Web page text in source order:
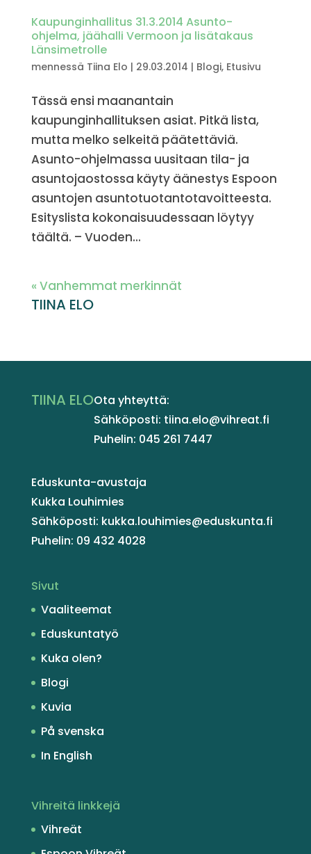
Kaupunginhallitus 31.3.2014 Asunto-
ohjelma, jäähalli Vermoon ja lisätakaus
Länsimetrolle
mennessä Tiina Elo | 29.03.2014 | Blogi, Etusivu
Tässä ensi maanantain
kaupunginhallituksen asiat. Pitkä lista,
mutta melko selkeitä päätettäviä.
Asunto-ohjelmassa uusitaan tila- ja
asuntojaostossa käyty äänestys Espoon
asuntojen asuntotuotantotavoitteesta.
Esityslista kokonaisuudessaan löytyy
täältä. – Vuoden...
« Vanhemmat merkinnät
TIINA ELO
TIINA ELOOta yhteyttä:
Sähköposti: tiina.elo@vihreat.fi
Puhelin: 045 261 7447
Eduskunta-avustaja
Kukka Louhimies
Sähköposti: kukka.louhimies@eduskunta.fi
Puhelin: 09 432 4028
Sivut
Vaaliteemat
Eduskuntatyö
Kuka olen?
Blogi
Kuvia
På svenska
In English
Vihreitä linkkejä
Vihreät